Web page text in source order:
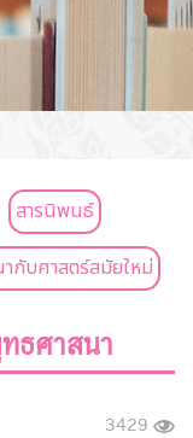
สารนิพนธ์
กับศาสตร์สมัยใหม่
ธศาสนา
3429